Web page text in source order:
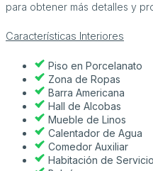
para obtener más detalles y
Características Interiores
Piso en Porcelanato
Zona de Ropas
Barra Americana
Hall de Alcobas
Mueble de Linos
Calentador de Agua
Comedor Auxiliar
Habitación de Servicio